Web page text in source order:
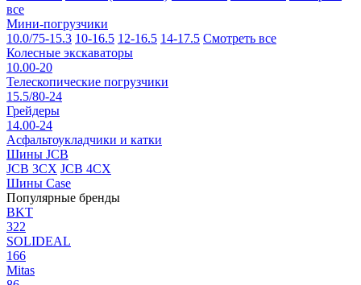
все
Мини-погрузчики
10.0/75-15.3 10-16.5 12-16.5 14-17.5 Смотреть все
Колесные экскаваторы
10.00-20
Телескопические погрузчики
15.5/80-24
Грейдеры
14.00-24
Асфальтоукладчики и катки
Шины JCB
JCB 3CX JCB 4CX
Шины Case
Популярные бренды
BKT
322
SOLIDEAL
166
Mitas